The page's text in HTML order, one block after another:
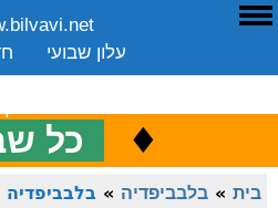
עלון שבועי
ארכיון
♦ כל
בית » בלבביפדיה »